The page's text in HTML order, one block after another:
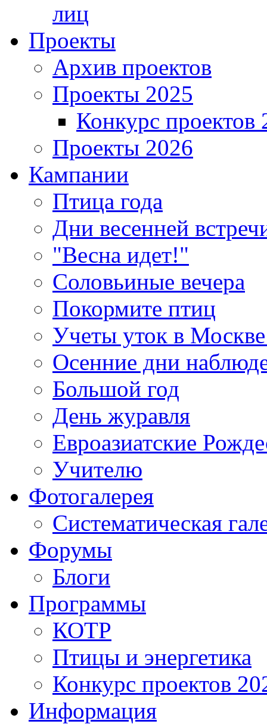
лиц
Проекты
Архив проектов
Проекты 2025
Конкурс проектов
Проекты 2026
Кампании
Птица года
Дни весенней
"Весна идет!"
Соловьиные вечера
Покормите птиц
Учеты уток в
Осенние дни
Большой год
День журавля
Евроазиатские
Учителю
Фотогалерея
Систематическая
Форумы
Блоги
Программы
КОТР
Птицы и энергетика
Конкурс проектов
Информация